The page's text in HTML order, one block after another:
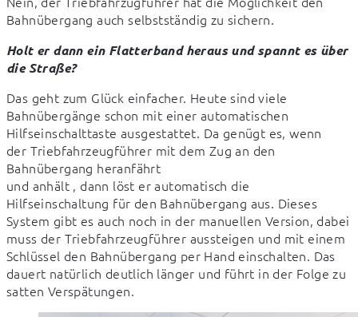
Bahnübergang auch selbstständig zu sichern.
Holt er dann ein Flatterband heraus und spannt es über
die Straße?
Das geht zum Glück einfacher. Heute sind viele
Bahnübergänge schon mit einer automatischen
Hilfseinschalttaste ausgestattet. Da genügt es, wenn
der Triebfahrzeugführer mit dem Zug an den
Bahnübergang heranfährt
und anhält , dann löst er automatisch die
Hilfseinschaltung für den Bahnübergang aus. Dieses
System gibt es auch noch in der manuellen Version, dabei
muss der Triebfahrzeugführer aussteigen und mit einem
Schlüssel den Bahnübergang per Hand einschalten. Das
dauert natürlich deutlich länger und führt in der Folge zu
satten Verspätungen.